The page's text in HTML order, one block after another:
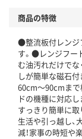
商品の特徴
●整流板付レンジ
す。●レンジフー
む油汚れだけでな
しが簡単な磁石
60cm～90cmま
ドの機種に対応
すっきり簡単に
生活や引っ越し
減！家事の時短や